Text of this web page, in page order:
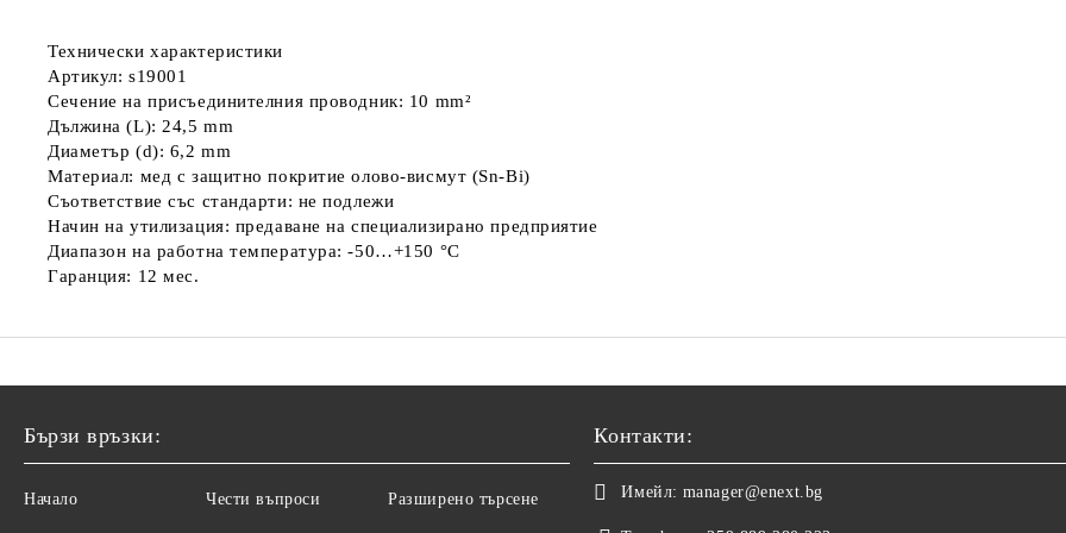
Технически характеристики
Артикул: s19001
Сечение на присъединителния проводник: 10 mm²
Дължина (L): 24,5 mm
Диаметър (d): 6,2 mm
Материал: мед с защитно покритие олово-висмут (Sn-Bi)
Съответствие със стандарти: не подлежи
Начин на утилизация: предаване на специализирано предприятие
Диапазон на работна температура: -50…+150 °C
Гаранция: 12 мес.
Бързи връзки:
Начало Чести въпроси Разширено търсене
Контакти:
Имейл: manager@enext.bg